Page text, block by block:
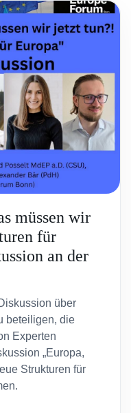
müssen wir
für
an der
über
beteiligen, die
Experten
„Europa,
Strukturen für